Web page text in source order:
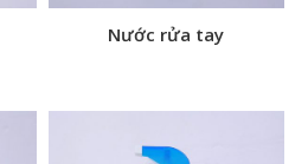
Nước rửa tay